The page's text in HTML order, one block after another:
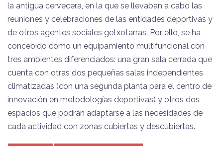
la antigua cervecera, en la que se llevaban a cabo las
reuniones y celebraciones de las entidades deportivas y
de otros agentes sociales getxotarras. Por ello, se ha
concebido como un equipamiento multifuncional con
tres ambientes diferenciados: una gran sala cerrada que
cuenta con otras dos pequeñas salas independientes
climatizadas (con una segunda planta para el centro de
innovación en metodologías deportivas) y otros dos
espacios que podrán adaptarse a las necesidades de
cada actividad con zonas cubiertas y descubiertas.